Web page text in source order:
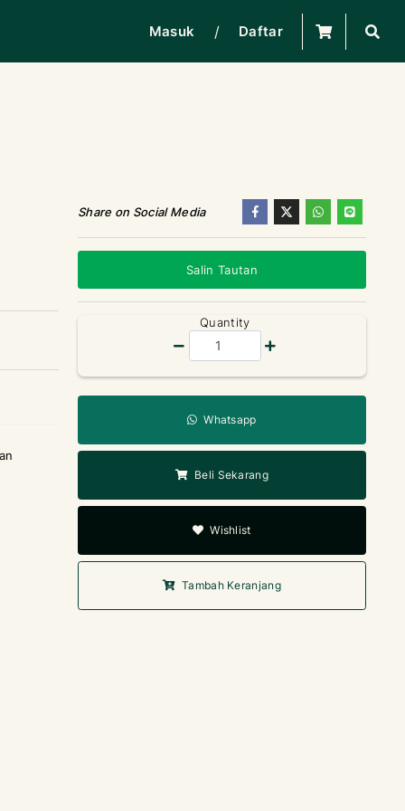
Masuk / Daftar
Share on Social Media
Salin Tautan
Quantity
Whatsapp
Beli Sekarang
Wishlist
Tambah Keranjang